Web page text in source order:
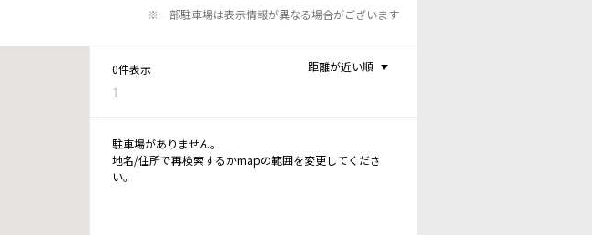
※一部駐車場は表示情報が異なる場合がございます
0件表示
1
距離が近い順
駐車場がありません。
地名/住所で再検索するかmapの範囲を変更してくださ
い。